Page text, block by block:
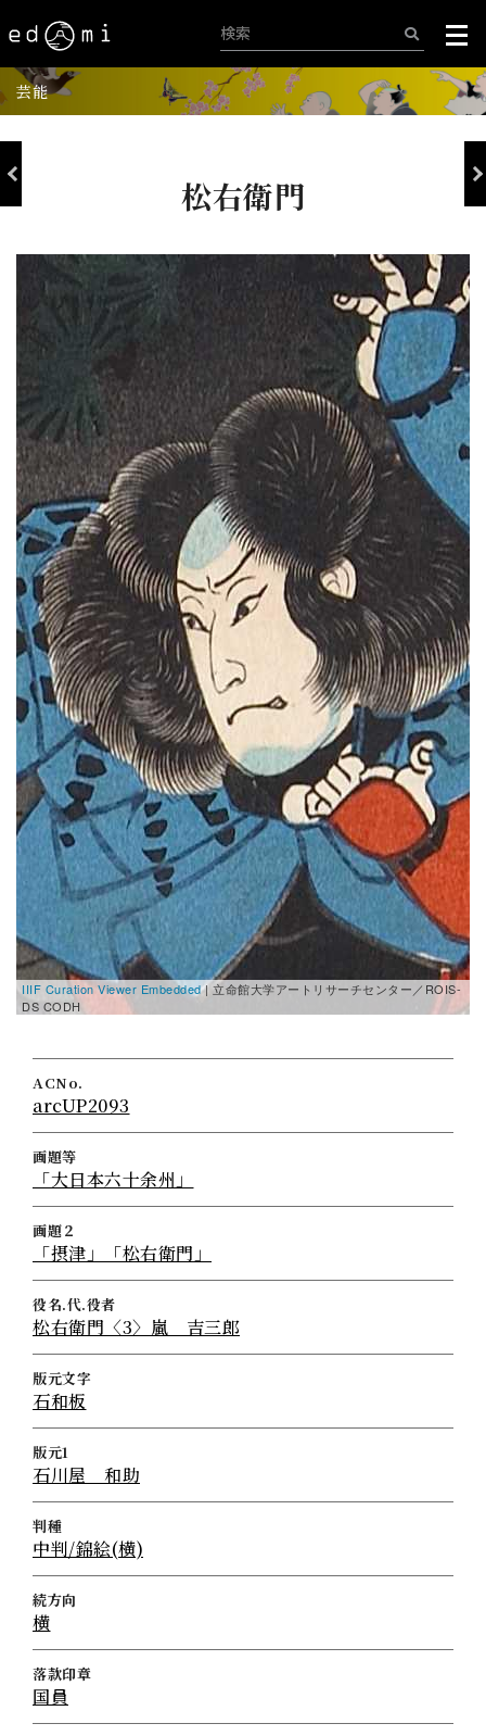
芸能
松右衛門
+
-
IIIF Curation Viewer Embedded| 立命館大学アートリサーチセンター／ROIS-
DS CODH
ACNo.
arcUP2093
画題等
「大日本六十余州」
画題２
「摂津」「松右衛門」
役名.代.役者
松右衛門〈3〉嵐 吉三郎
版元文字
石和板
版元1
石川屋 和助
判種
中判/錦絵(横)
続方向
横
落款印章
国員